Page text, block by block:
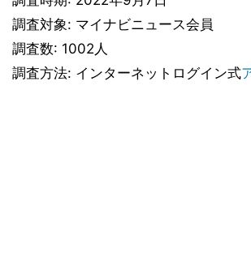
調査対象: マイナビニュース会員
調査数: 1002人
調査方法: インターネットログイン式